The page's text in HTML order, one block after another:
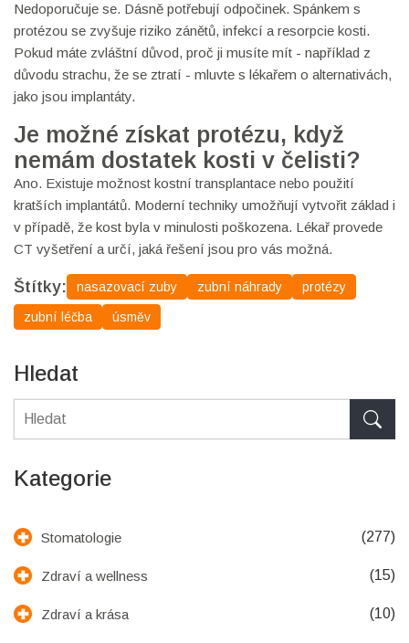
Nedoporučuje se. Dásně potřebují odpočinek. Spánkem s
protézou se zvyšuje riziko zánětů, infekcí a resorpcie kosti.
Pokud máte zvláštní důvod, proč ji musíte mít - například z
důvodu strachu, že se ztratí - mluvte s lékařem o alternativách,
jako jsou implantáty.
Je možné získat protézu, když
nemám dostatek kosti v čelisti?
Ano. Existuje možnost kostní transplantace nebo použití
kratších implantátů. Moderní techniky umožňují vytvořit základ i
v případě, že kost byla v minulosti poškozena. Lékař provede
CT vyšetření a určí, jaká řešení jsou pro vás možná.
Štítky: nasazovací zuby zubní náhrady protézy
zubní léčba úsměv
Hledat
Kategorie
Stomatologie (277)
Zdraví a wellness (15)
Zdraví a krása (10)